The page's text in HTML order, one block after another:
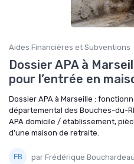
Aides Financières et Subventions
Dossier APA à
pour l’entrée en
Dossier APA à Marseille :
départemental des Bouches-du-
APA domicile / établissement,
d’une maison de retraite.
par Frédérique Bouchardeau